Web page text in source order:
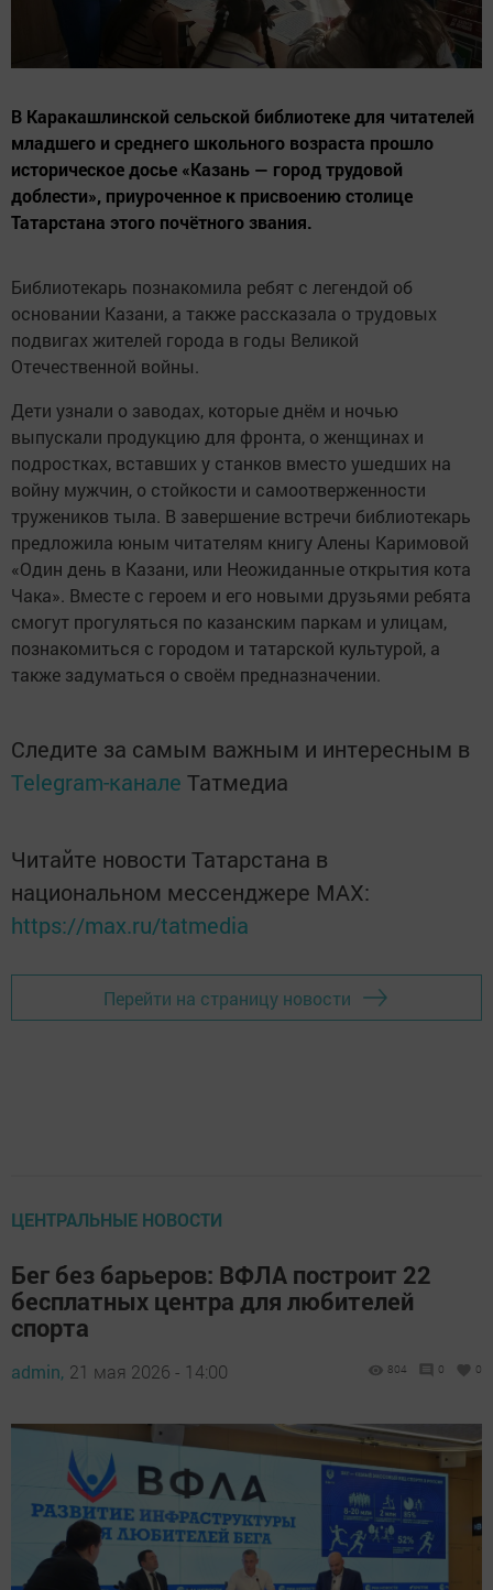
В Каракашлинской сельской библиотеке для читателей
младшего и среднего школьного возраста прошло
историческое досье «Казань — город трудовой
доблести», приуроченное к присвоению столице
Татарстана этого почётного звания.
Библиотекарь познакомила ребят с легендой об
основании Казани, а также рассказала о трудовых
подвигах жителей города в годы Великой
Отечественной войны.
Дети узнали о заводах, которые днём и ночью
выпускали продукцию для фронта, о женщинах и
подростках, вставших у станков вместо ушедших на
войну мужчин, о стойкости и самоотверженности
тружеников тыла. В завершение встречи библиотекарь
предложила юным читателям книгу Алены Каримовой
«Один день в Казани, или Неожиданные открытия кота
Чака». Вместе с героем и его новыми друзьями ребята
смогут прогуляться по казанским паркам и улицам,
познакомиться с городом и татарской культурой, а
также задуматься о своём предназначении.
Следите за самым важным и интересным в
Telegram-канале Татмедиа
Читайте новости Татарстана в
национальном мессенджере MАХ:
https://max.ru/tatmedia
Перейти на страницу новости
ЦЕНТРАЛЬНЫЕ НОВОСТИ
Бег без барьеров: ВФЛА построит 22
бесплатных центра для любителей
спорта
admin, 21 мая 2026 - 14:00 804 0 0